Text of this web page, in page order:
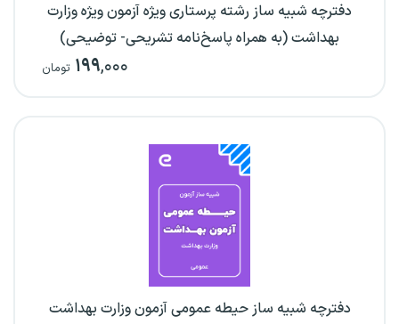
دفترچه شبیه ساز رشته پرستاری ویژه آزمون ویژه وزارت
بهداشت (به همراه پاسخ‌نامه تشریحی- توضیحی)
۱۹۹,۰۰۰ تومان
دفترچه شبیه ساز حیطه عمومی آزمون وزارت بهداشت